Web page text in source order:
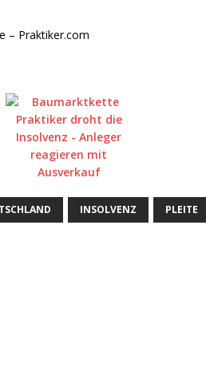
– Praktiker.com
INSOLVENZ PLEITE